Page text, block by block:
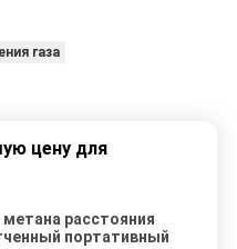
газа
цену для
расстояния
портативный